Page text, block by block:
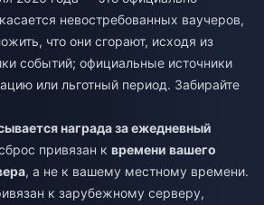
невостребованных ваучеров,
что они сгорают, исходя из
событий; официальные источники
или льготный период. Забирайте
награда за ежедневный
привязан к времени вашего
, а не к вашему местному времени.
к зарубежному серверу,